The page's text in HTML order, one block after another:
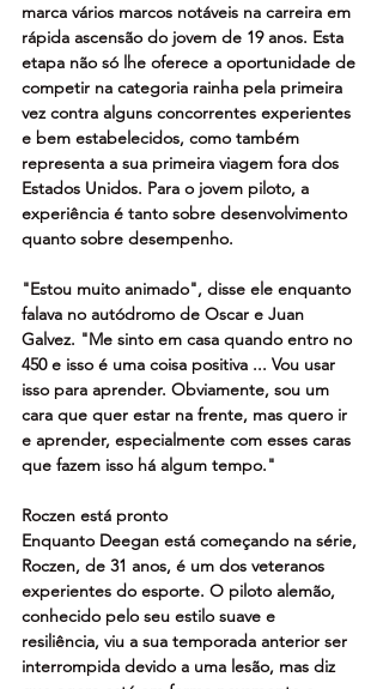
marca vários marcos notáveis na carreira em
rápida ascensão do jovem de 19 anos. Esta
etapa não só lhe oferece a oportunidade de
competir na categoria rainha pela primeira
vez contra alguns concorrentes experientes
e bem estabelecidos, como também
representa a sua primeira viagem fora dos
Estados Unidos. Para o jovem piloto, a
experiência é tanto sobre desenvolvimento
quanto sobre desempenho.
"Estou muito animado", disse ele enquanto
falava no autódromo de Oscar e Juan
Galvez. "Me sinto em casa quando entro no
450 e isso é uma coisa positiva ... Vou usar
isso para aprender. Obviamente, sou um
cara que quer estar na frente, mas quero ir
e aprender, especialmente com esses caras
que fazem isso há algum tempo."
Roczen está pronto
Enquanto Deegan está começando na série,
Roczen, de 31 anos, é um dos veteranos
experientes do esporte. O piloto alemão,
conhecido pelo seu estilo suave e
resiliência, viu a sua temporada anterior ser
interrompida devido a uma lesão, mas diz